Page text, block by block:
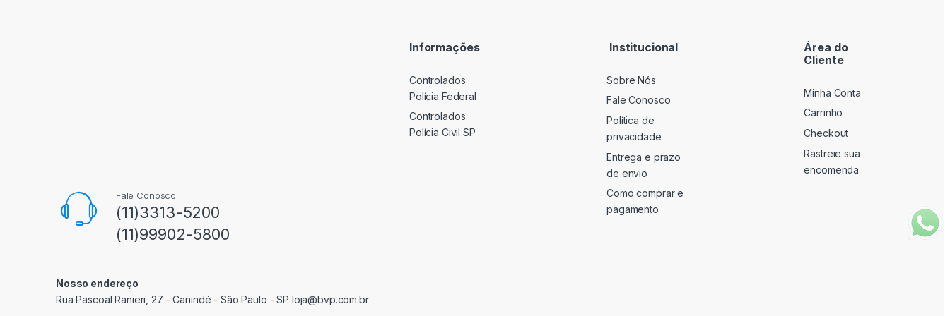
Fale Conosco
(11)3313-5200
(11)99902-5800
Nosso endereço
Rua Pascoal Ranieri, 27 - Canindé - São Paulo - SP loja@bvp.com.br
Informações
Controlados
Polícia Federal
Controlados
Polícia Civil SP
Institucional
Sobre Nós
Fale Conosco
Política de
privacidade
Entrega e prazo
de envio
Como comprar e
pagamento
Área do
Cliente
Minha Conta
Carrinho
Checkout
Rastreie sua
encomenda